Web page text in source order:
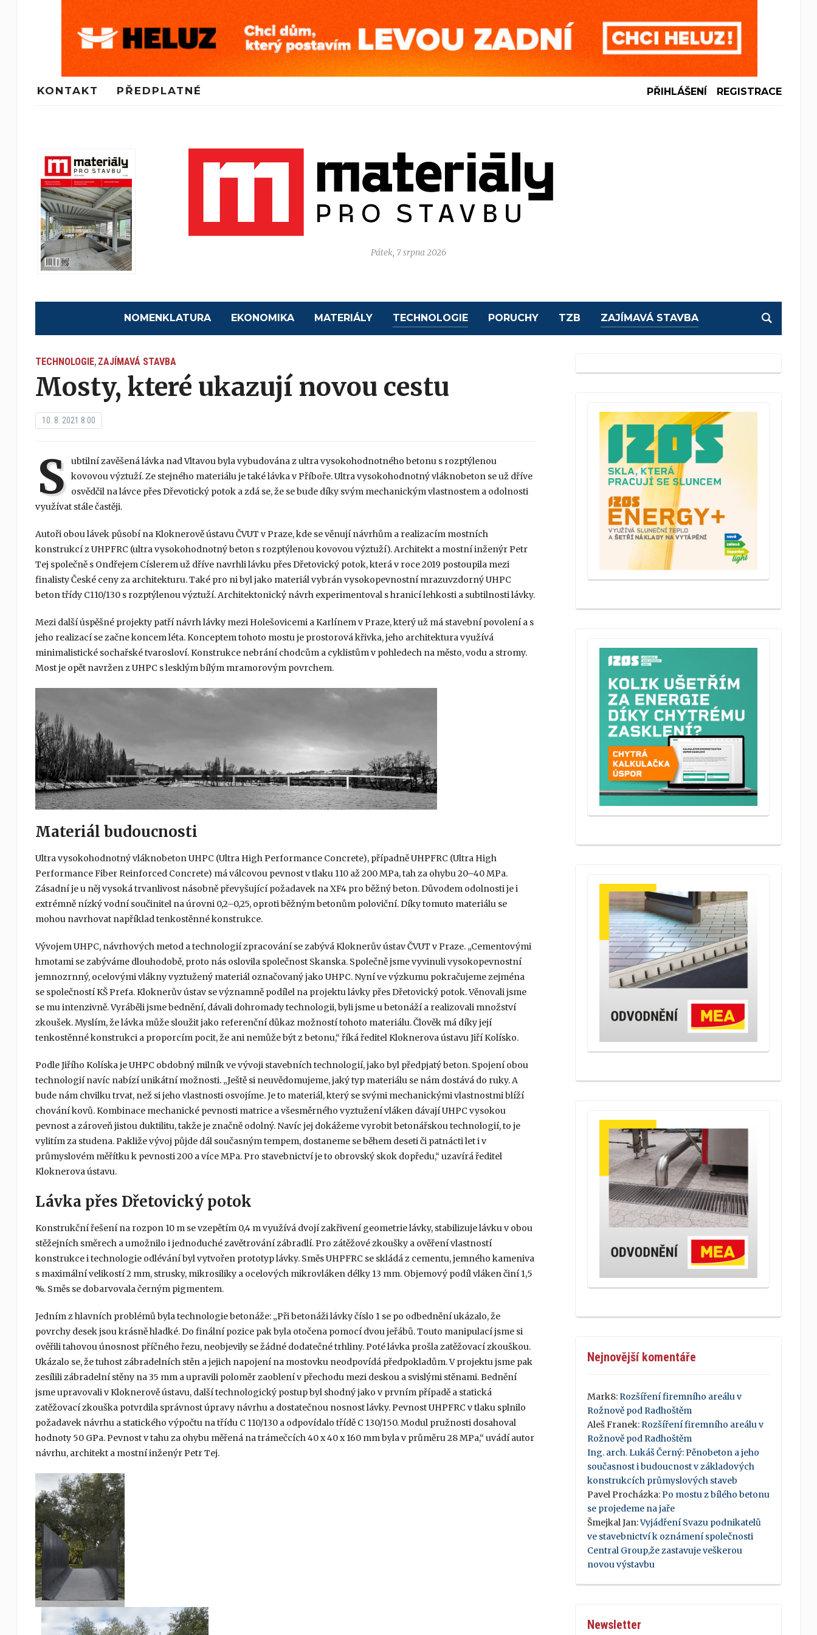
KONTAKT PŘEDPLATNÉ PŘIHLÁŠENÍ REGISTRACE
Pátek, 7 srpna 2026
NOMENKLATURA EKONOMIKA MATERIÁLY TECHNOLOGIE PORUCHY TZB ZAJÍMAVÁ STAVBA
TECHNOLOGIE, ZAJÍMAVÁ STAVBA
Mosty, které ukazují novou cestu
10. 8. 2021 8:00
S ubtilní zavěšená lávka nad Vltavou byla vybudována z ultra vysokohodnotného betonu s rozptýlenou
kovovou výztuží. Ze stejného materiálu je také lávka v Příboře. Ultra vysokohodnotný vláknobeton se už dříve
osvědčil na lávce přes Dřevotický potok a zdá se, že se bude díky svým mechanickým vlastnostem a odolnosti
využívat stále častěji.
Autoři obou lávek působí na Kloknerově ústavu ČVUT v Praze, kde se věnují návrhům a realizacím mostních
konstrukcí z UHPFRC (ultra vysokohodnotný beton s rozptýlenou kovovou výztuží). Architekt a mostní inženýr Petr
Tej společně s Ondřejem Císlerem už dříve navrhli lávku přes Dřetovický potok, která v roce 2019 postoupila mezi
finalisty České ceny za architekturu. Také pro ni byl jako materiál vybrán vysokopevnostní mrazuvzdorný UHPC
beton třídy C110/130 s rozptýlenou výztuží. Architektonický návrh experimentoval s hranicí lehkosti a subtilnosti lávky.
Mezi další úspěšné projekty patří návrh lávky mezi Holešovicemi a Karlínem v Praze, který už má stavební povolení a s
jeho realizací se začne koncem léta. Konceptem tohoto mostu je prostorová křivka, jeho architektura využívá
minimalistické sochařské tvarosloví. Konstrukce nebrání chodcům a cyklistům v pohledech na město, vodu a stromy.
Most je opět navržen z UHPC s lesklým bílým mramorovým povrchem.
Materiál budoucnosti
Ultra vysokohodnotný vláknobeton UHPC (Ultra High Performance Concrete), případně UHPFRC (Ultra High
Performance Fiber Reinforced Concrete) má válcovou pevnost v tlaku 110 až 200 MPa, tah za ohybu 20–40 MPa.
Zásadní je u něj vysoká trvanlivost násobně převyšující požadavek na XF4 pro běžný beton. Důvodem odolnosti je i
extrémně nízký vodní součinitel na úrovni 0,2–0,25, oproti běžným betonům poloviční. Díky tomuto materiálu se
mohou navrhovat například tenkostěnné konstrukce.
Vývojem UHPC, návrhových metod a technologií zpracování se zabývá Kloknerův ústav ČVUT v Praze. „Cementovými
hmotami se zabýváme dlouhodobě, proto nás oslovila společnost Skanska. Společně jsme vyvinuli vysokopevnostní
jemnozrnný, ocelovými vlákny vyztužený materiál označovaný jako UHPC. Nyní ve výzkumu pokračujeme zejména
se společností KŠ Prefa. Kloknerův ústav se významně podílel na projektu lávky přes Dřetovický potok. Věnovali jsme
se mu intenzivně. Vyráběli jsme bednění, dávali dohromady technologii, byli jsme u betonáží a realizovali množství
zkoušek. Myslím, že lávka může sloužit jako referenční důkaz možností tohoto materiálu. Člověk má díky její
tenkostěnné konstrukci a proporcím pocit, že ani nemůže být z betonu,“ říká ředitel Kloknerova ústavu Jiří Kolísko.
Podle Jiřího Kolíska je UHPC obdobný milník ve vývoji stavebních technologií, jako byl předpjatý beton. Spojení obou
technologií navíc nabízí unikátní možnosti. „Ještě si neuvědomujeme, jaký typ materiálu se nám dostává do ruky. A
bude nám chvilku trvat, než si jeho vlastnosti osvojíme. Je to materiál, který se svými mechanickými vlastnostmi blíží
chování kovů. Kombinace mechanické pevnosti matrice a všesměrného vyztužení vláken dávají UHPC vysokou
pevnost a zároveň jistou duktilitu, takže je značně odolný. Navíc jej dokážeme vyrobit betonářskou technologií, to je
vylitím za studena. Pakliže vývoj půjde dál současným tempem, dostaneme se během deseti či patnácti let i v
průmyslovém měřítku k pevnosti 200 a více MPa. Pro stavebnictví je to obrovský skok dopředu,“ uzavírá ředitel
Kloknerova ústavu.
Lávka přes Dřetovický potok
Konstrukční řešení na rozpon 10 m se vzepětím 0,4 m využívá dvojí zakřivení geometrie lávky, stabilizuje lávku v obou
stěžejních směrech a umožnilo i jednoduché zavětrování zábradlí. Pro zátěžové zkoušky a ověření vlastností
konstrukce i technologie odlévání byl vytvořen prototyp lávky. Směs UHPFRC se skládá z cementu, jemného kameniva
s maximální velikostí 2 mm, strusky, mikrosiliky a ocelových mikrovláken délky 13 mm. Objemový podíl vláken činí 1,5
%. Směs se dobarvovala černým pigmentem.
Jedním z hlavních problémů byla technologie betonáže: „Při betonáži lávky číslo 1 se po odbednění ukázalo, že
povrchy desek jsou krásně hladké. Do finální pozice pak byla otočena pomocí dvou jeřábů. Touto manipulací jsme si
ověřili tahovou únosnost příčného řezu, neobjevily se žádné dodatečné trhliny. Poté lávka prošla zatěžovací zkouškou.
Ukázalo se, že tuhost zábradelních stěn a jejich napojení na mostovku neodpovídá předpokladům. V projektu jsme pak
zesílili zábradelní stěny na 35 mm a upravili poloměr zaoblení v přechodu mezi deskou a svislými stěnami. Bednění
jsme upravovali v Kloknerově ústavu, další technologický postup byl shodný jako v prvním případě a statická
zatěžovací zkouška potvrdila správnost úpravy návrhu a dostatečnou nosnost lávky. Pevnost UHPFRC v tlaku splnilo
požadavek návrhu a statického výpočtu na třídu C 110/130 a odpovídalo třídě C 130/150. Modul pružnosti dosahoval
hodnoty 50 GPa. Pevnost v tahu za ohybu měřená na trámečcích 40 x 40 x 160 mm byla v průměru 28 MPa,“ uvádí autor
návrhu, architekt a mostní inženýr Petr Tej.
Nejnovější komentáře
Mark8:Rozšíření firemního areálu v
Rožnově pod Radhoštěm
Aleš Franek:Rozšíření firemního areálu v
Rožnově pod Radhoštěm
Ing. arch. Lukáš Černý:Pěnobeton a jeho
současnost i budoucnost v základových
konstrukcích průmyslových staveb
Pavel Procházka:Po mostu z bílého betonu
se projedeme na jaře
Šmejkal Jan:Vyjádření Svazu podnikatelů
ve stavebnictví k oznámení společnosti
Central Group,že zastavuje veškerou
novou výstavbu
Newsletter